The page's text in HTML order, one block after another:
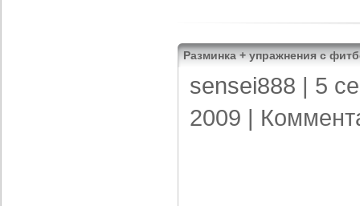
Разминка + упражнения с
sensei888 | 5
2009 |